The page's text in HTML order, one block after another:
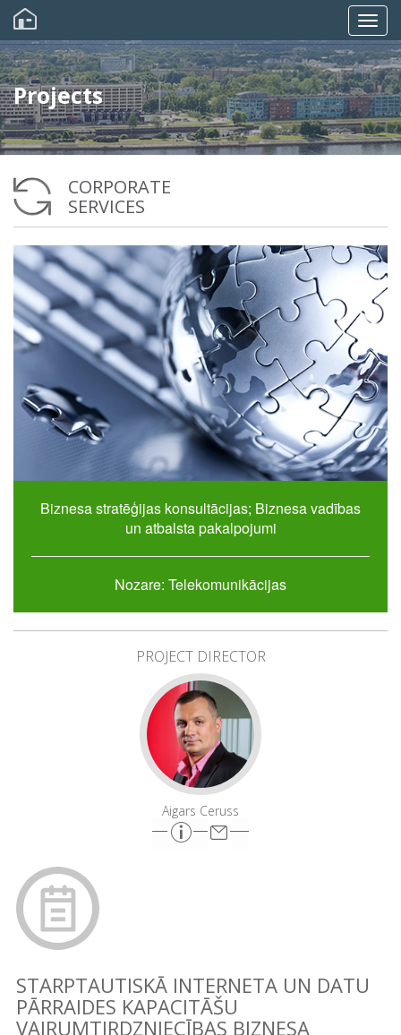
Skip
main
content
Projects
CORPORATE
SERVICES
Biznesa stratēģijas konsultācijas; Biznesa vadības
un atbalsta pakalpojumi
Nozare: Telekomunikācijas
PROJECT DIRECTOR
Aigars Ceruss
STARPTAUTISKĀ INTERNETA UN DATU
PĀRRAIDES KAPACITĀŠU
VAIRUMTIRDZNIECĪBAS BIZNESA